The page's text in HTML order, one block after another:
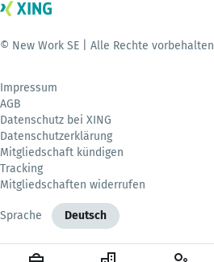
© New Work SE | Alle Rechte vorbehalten
Impressum
AGB
Datenschutz bei XING
Datenschutzerklärung
Mitgliedschaft kündigen
Tracking
Mitgliedschaften widerrufen
Sprache Deutsch